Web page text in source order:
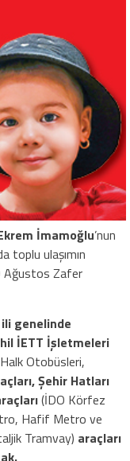
İmamoğlu’nun
toplu ulaşımın
Ağustos Zafer
genelinde
İETT İşletmeleri
Otobüsleri,
Şehir Hatları
(İDO Körfez
Hafif Metro ve
Tramvay) araçları